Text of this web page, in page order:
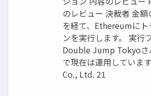
のレビュー 決裁者 ⾦額
を経て、Ethereumにト
ンを実⾏します。 実⾏
Double Jump Tokyo
で現在は運⽤していま
Co., Ltd. 21